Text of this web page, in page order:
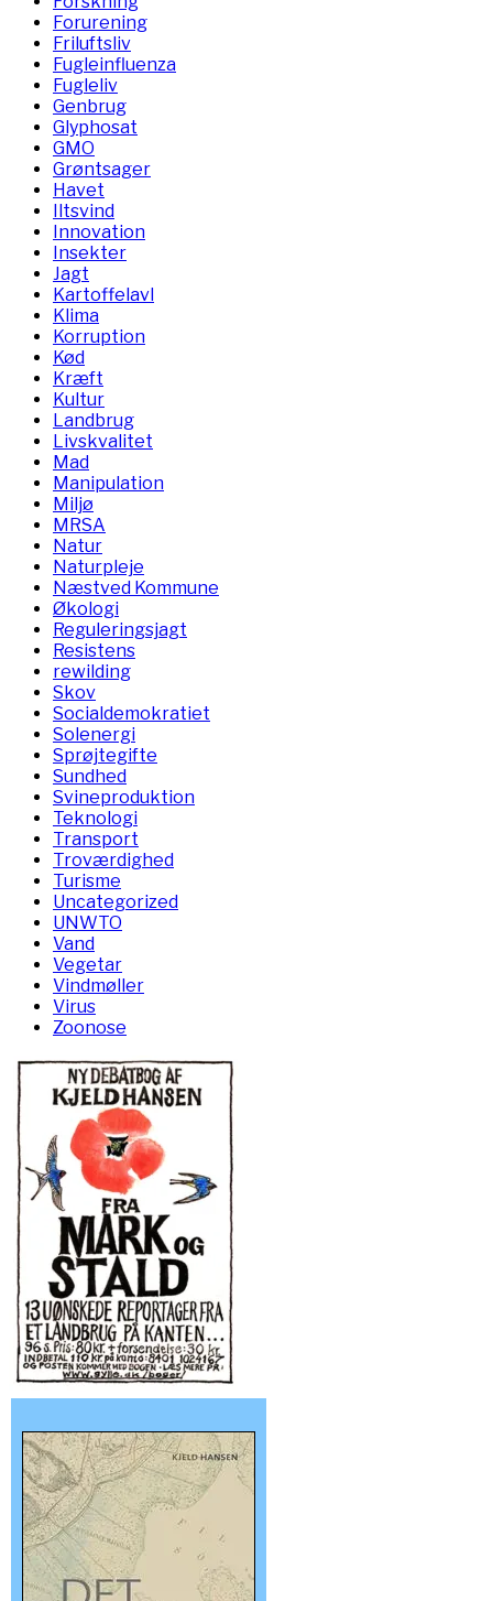
Forurening
Friluftsliv
Fugleinfluenza
Fugleliv
Genbrug
Glyphosat
GMO
Grøntsager
Havet
Iltsvind
Innovation
Insekter
Jagt
Kartoffelavl
Klima
Korruption
Kød
Kræft
Kultur
Landbrug
Livskvalitet
Mad
Manipulation
Miljø
MRSA
Natur
Naturpleje
Næstved Kommune
Økologi
Reguleringsjagt
Resistens
rewilding
Skov
Socialdemokratiet
Solenergi
Sprøjtegifte
Sundhed
Svineproduktion
Teknologi
Transport
Troværdighed
Turisme
Uncategorized
UNWTO
Vand
Vegetar
Vindmøller
Virus
Zoonose